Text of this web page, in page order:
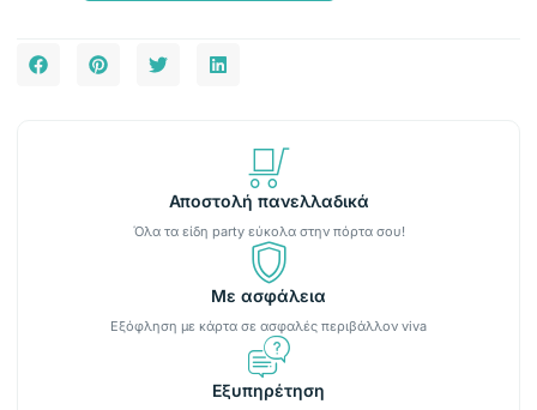
Αποστολή πανελλαδικά
Όλα τα είδη party εύκολα στην πόρτα σου!
Με ασφάλεια
Εξόφληση με κάρτα σε ασφαλές περιβάλλον viva
Εξυπηρέτηση